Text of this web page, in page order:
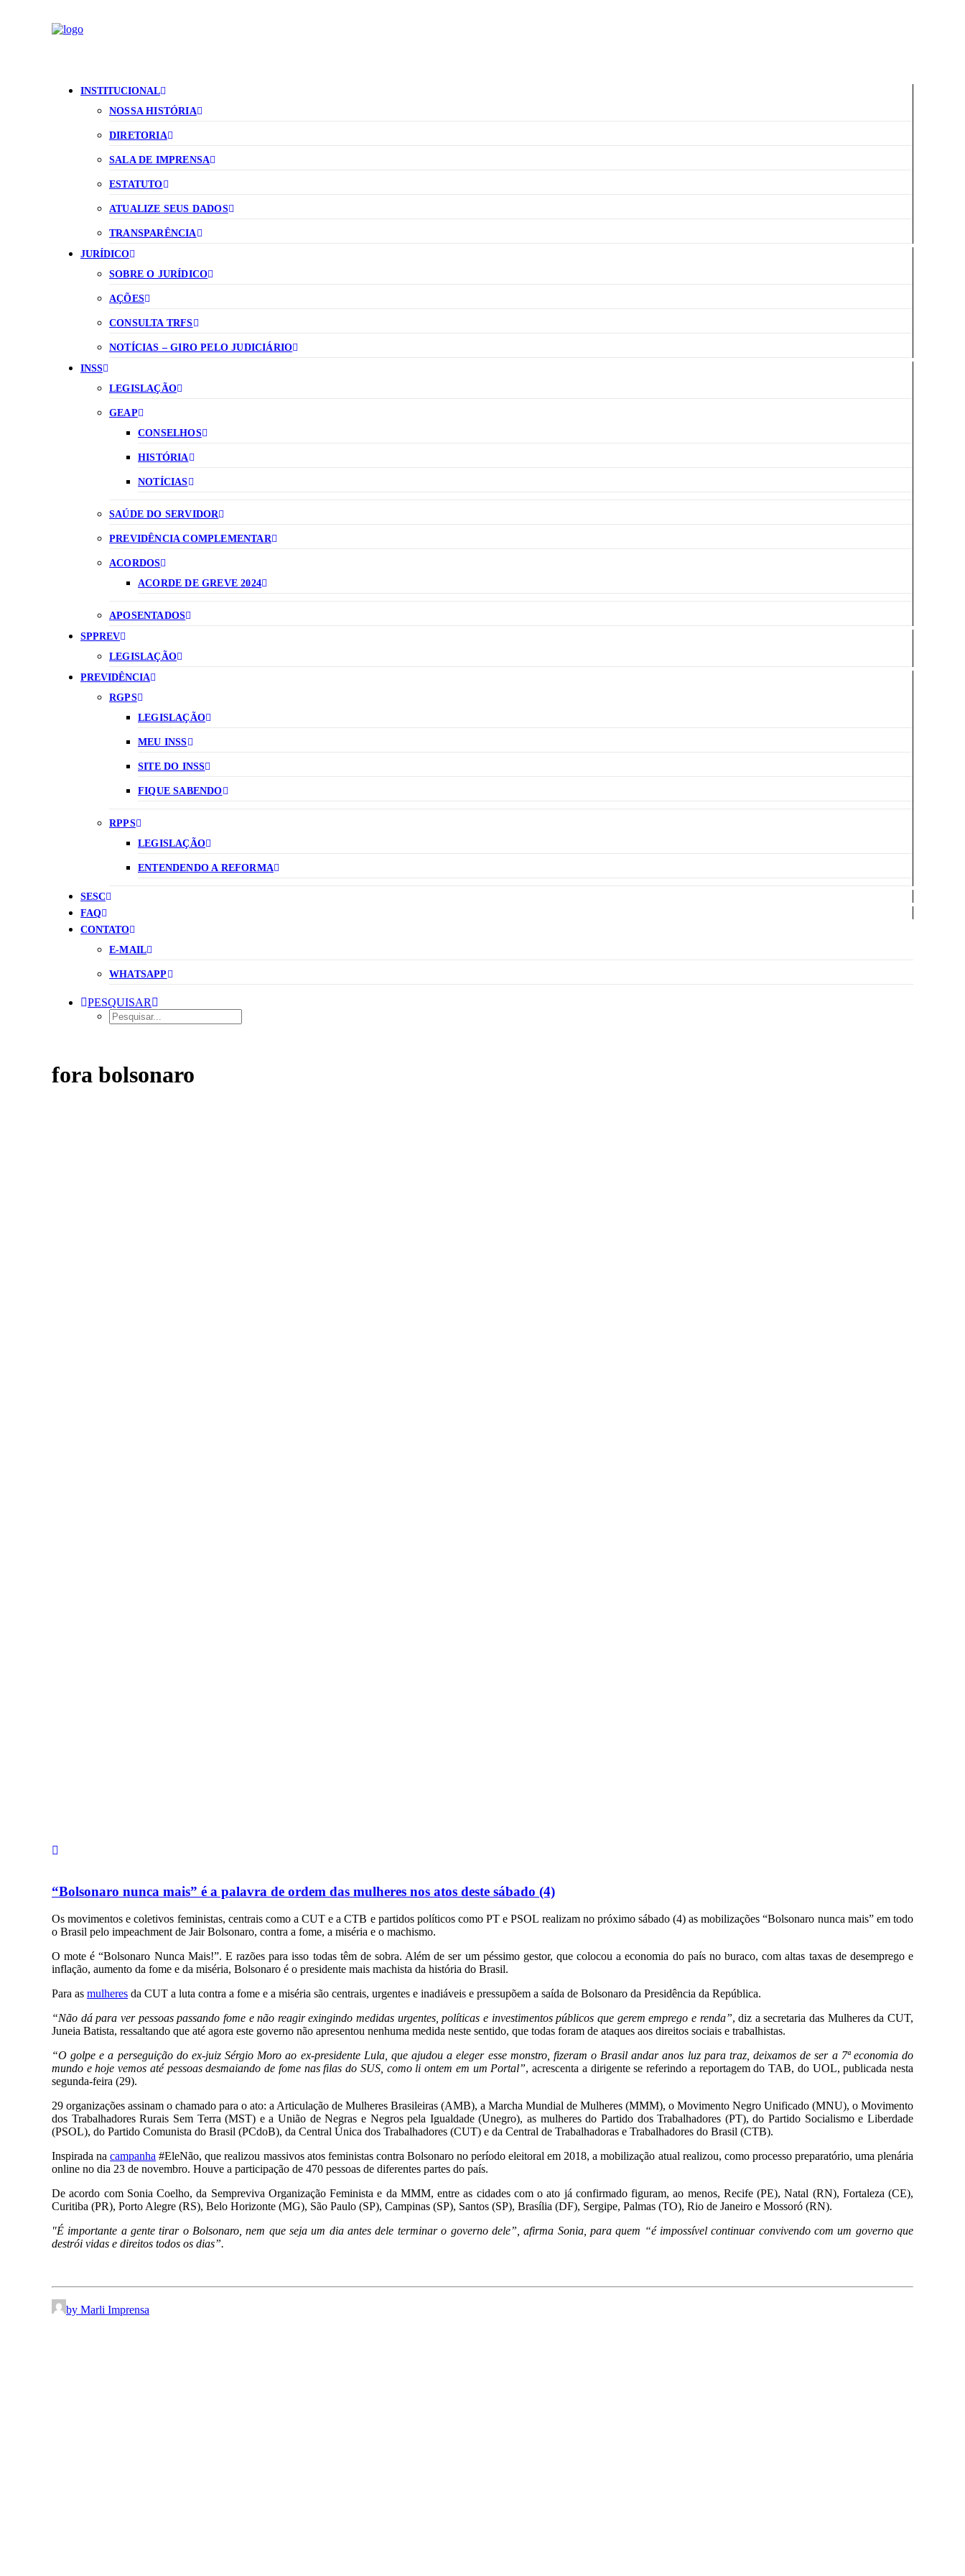
INSTITUCIONAL
NOSSA HISTÓRIA
DIRETORIA
SALA DE IMPRENSA
ESTATUTO
ATUALIZE SEUS DADOS
TRANSPARÊNCIA
JURÍDICO
SOBRE O JURÍDICO
AÇÕES
CONSULTA TRFS
NOTÍCIAS – GIRO PELO JUDICIÁRIO
INSS
LEGISLAÇÃO
GEAP
CONSELHOS
HISTÓRIA
NOTÍCIAS
SAÚDE DO SERVIDOR
PREVIDÊNCIA COMPLEMENTAR
ACORDOS
ACORDE DE GREVE 2024
APOSENTADOS
SPPREV
LEGISLAÇÃO
PREVIDÊNCIA
RGPS
LEGISLAÇÃO
MEU INSS
SITE DO INSS
FIQUE SABENDO
RPPS
LEGISLAÇÃO
ENTENDENDO A REFORMA
SESC
FAQ
CONTATO
E-MAIL
WHATSAPP
PESQUISAR
fora bolsonaro
“Bolsonaro nunca mais” é a palavra de ordem das mulheres nos atos deste sábado (4)
Os movimentos e coletivos feministas, centrais como a CUT e a CTB e partidos políticos como PT e PSOL realizam no próximo sábado (4) as mobilizações “Bolsonaro nunca mais” em todo
o Brasil pelo impeachment de Jair Bolsonaro, contra a fome, a miséria e o machismo.
O mote é “Bolsonaro Nunca Mais!”. E razões para isso todas têm de sobra. Além de ser um péssimo gestor, que colocou a economia do país no buraco, com altas taxas de desemprego e
inflação, aumento da fome e da miséria, Bolsonaro é o presidente mais machista da história do Brasil.
Para as mulheres da CUT a luta contra a fome e a miséria são centrais, urgentes e inadiáveis e pressupõem a saída de Bolsonaro da Presidência da República.
“Não dá para ver pessoas passando fome e não reagir exingindo medidas urgentes, políticas e investimentos públicos que gerem emprego e renda”, diz a secretaria das Mulheres da CUT,
Juneia Batista, ressaltando que até agora este governo não apresentou nenhuma medida neste sentido, que todas foram de ataques aos direitos sociais e trabalhistas.
“O golpe e a perseguição do ex-juiz Sérgio Moro ao ex-presidente Lula, que ajudou a eleger esse monstro, fizeram o Brasil andar anos luz para traz, deixamos de ser a 7ª economia do
mundo e hoje vemos até pessoas desmaiando de fome nas filas do SUS, como li ontem em um Portal”, acrescenta a dirigente se referindo a reportagem do TAB, do UOL, publicada nesta
segunda-feira (29).
29 organizações assinam o chamado para o ato: a Articulação de Mulheres Brasileiras (AMB), a Marcha Mundial de Mulheres (MMM), o Movimento Negro Unificado (MNU), o Movimento
dos Trabalhadores Rurais Sem Terra (MST) e a União de Negras e Negros pela Igualdade (Unegro), as mulheres do Partido dos Trabalhadores (PT), do Partido Socialismo e Liberdade
(PSOL), do Partido Comunista do Brasil (PCdoB), da Central Única dos Trabalhadores (CUT) e da Central de Trabalhadoras e Trabalhadores do Brasil (CTB).
Inspirada nacampanha #EleNão, que realizou massivos atos feministas contra Bolsonaro no período eleitoral em 2018, a mobilização atual realizou, como processo preparatório, uma plenária
online no dia 23 de novembro. Houve a participação de 470 pessoas de diferentes partes do país.
De acordo com Sonia Coelho, da Sempreviva Organização Feminista e da MMM, entre as cidades com o ato já confirmado figuram, ao menos, Recife (PE), Natal (RN), Fortaleza (CE),
Curitiba (PR), Porto Alegre (RS), Belo Horizonte (MG), São Paulo (SP), Campinas (SP), Santos (SP), Brasília (DF), Sergipe, Palmas (TO), Rio de Janeiro e Mossoró (RN).
"É importante a gente tirar o Bolsonaro, nem que seja um dia antes dele terminar o governo dele”, afirma Sonia, para quem “é impossível continuar convivendo com um governo que
destrói vidas e direitos todos os dias”.
by Marli Imprensa